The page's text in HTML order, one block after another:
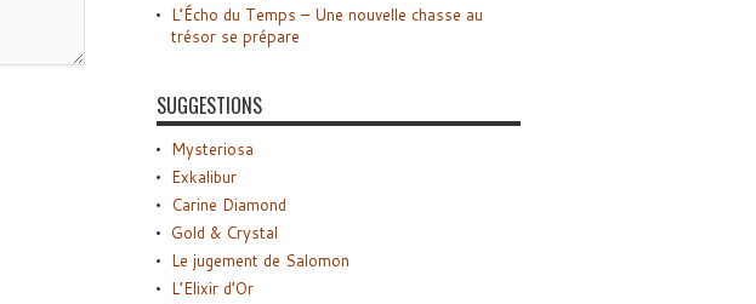
L’Écho du Temps – Une nouvelle chasse au
trésor se prépare
SUGGESTIONS
Mysteriosa
Exkalibur
Carine Diamond
Gold & Crystal
Le jugement de Salomon
L’Elixir d’Or